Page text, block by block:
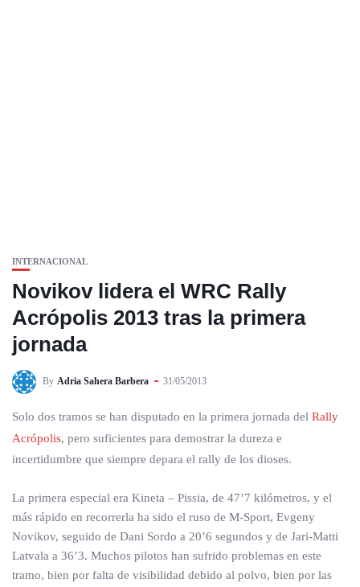
INTERNACIONAL
Novikov lidera el WRC Rally
Acrópolis 2013 tras la primera
jornada
By Adria Sahera Barbera 31/05/2013
Solo dos tramos se han disputado en la primera jornada del Rally
Acrópolis, pero suficientes para demostrar la dureza e
incertidumbre que siempre depara el rally de los dioses.
La primera especial era Kineta – Pissia, de 47’7 kilómetros, y el
más rápido en recorrerla ha sido el ruso de M-Sport, Evgeny
Novikov, seguido de Dani Sordo a 20’6 segundos y de Jari-Matti
Latvala a 36’3. Muchos pilotos han sufrido problemas en este
tramo, bien por falta de visibilidad debido al polvo, bien por las